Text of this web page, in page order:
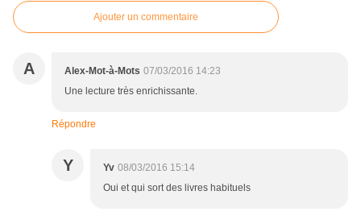
Ajouter un commentaire
A Alex-Mot-à-Mots 07/03/2016 14:23
Une lecture très enrichissante.
Répondre
Y Yv 08/03/2016 15:14
Oui et qui sort des livres habituels